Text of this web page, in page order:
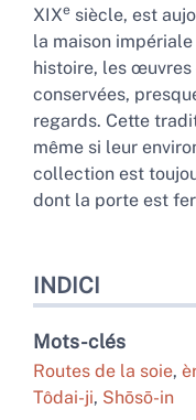
XIXe siècle, est
la maison
histoire, les
conservées,
regards. Cette
même si leur
collection est
dont la porte est
INDICI
Mots-clés
Routes de la soie,
Tôdai-ji, Shōsō-in